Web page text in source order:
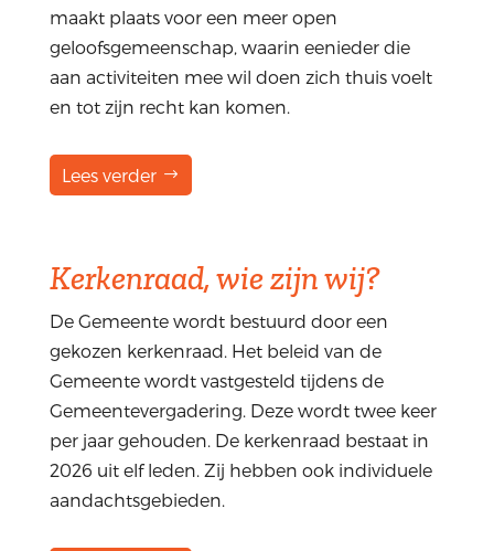
maakt plaats voor een meer open
geloofsgemeenschap, waarin eenieder die
aan activiteiten mee wil doen zich thuis voelt
en tot zijn recht kan komen.
Lees verder
Kerkenraad, wie zijn wij?
De Gemeente wordt bestuurd door een
gekozen kerkenraad. Het beleid van de
Gemeente wordt vastgesteld tijdens de
Gemeentevergadering. Deze wordt twee keer
per jaar gehouden. De kerkenraad bestaat in
2026 uit elf leden. Zij hebben ook individuele
aandachtsgebieden.